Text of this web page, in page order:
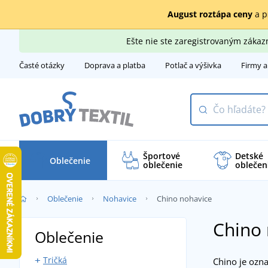
August roztápa cenya
Ešte nie ste zaregistrovaným
Časté otázky Doprava a platba Potlač a výšivka Firmy
Oblečenie Športové
oblečenie
Detské
Oblečenie Nohavice Chino nohavice
Chino
Chino je
Oblečenie
Tričká